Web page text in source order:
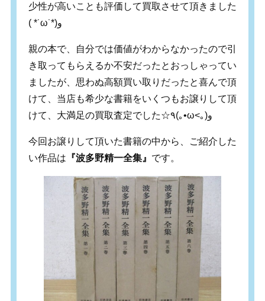
少性が高いことも評価して買取させて頂きました
( *˙ω˙*)و
親の本で、自分では価値がわからなかったので引
き取ってもらえるか不安だったとおっしゃってい
ましたが、思わぬ高額買い取りだったと喜んで頂
けて、当店も希少な書籍をいくつもお譲りして頂
けて、大満足の買取査定でした☆٩(｡•ω<｡)و
今回お譲りして頂いた書籍の中から、ご紹介した
い作品は 『波多野精一全集』 です。